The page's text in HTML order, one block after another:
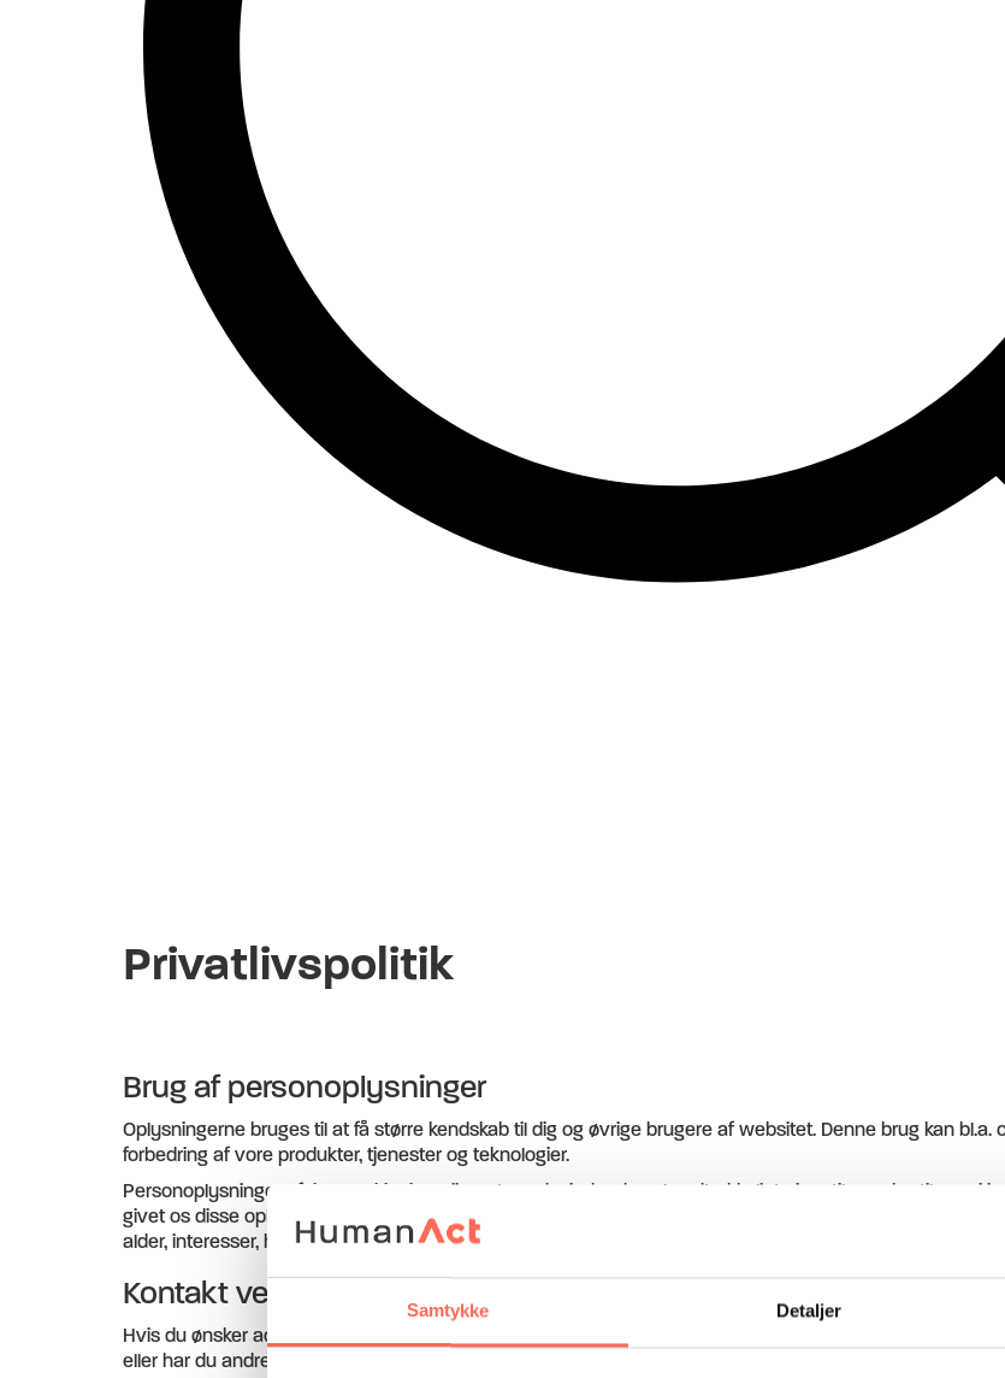
Samtykke Detaljer
Privatlivspolitik
Brug af personoplysninger
Oplysningerne bruges til at få større kendskab til dig og øvrige brugere af websitet. Denne brug kan
forbedring af vore produkter, tjenester og teknologier.
Personoplysninger afgives aldrig til tredjepart, med mindre du selv udtrykkeligt giver tilsagn hertil, og vi
givet os disse oplysninger ved deltagelse i en undersøgelse m.v. Her kan der eksempeltvist indsamles
alder, interesser, holdninger og kendskab til forskellige emner.
Kontakt vedr. personoplysninger
Hvis du ønsker adgang til de oplysninger, som er registreret om dig hos HumanAct, skal du rette
eller har du andre indsigelser, kan du rette henvendelse samme sted. Du har mulighed for at få indsigt i,